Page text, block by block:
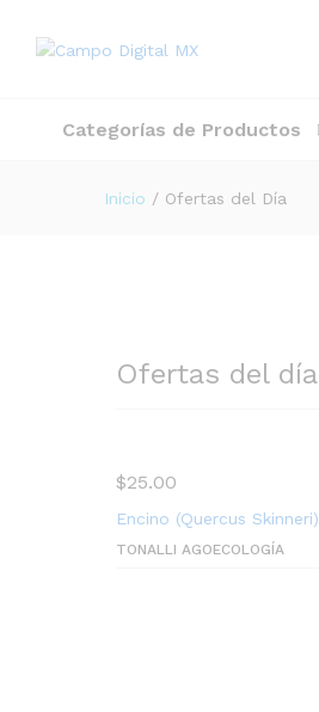
Categorías de Productos
Inicio / Ofertas del Día
Ofertas del día
$25.00
Encino (Quercus Skinneri)
TONALLI AGOECOLOGÍA